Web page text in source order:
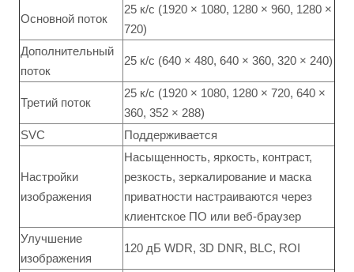
Основной поток
25 к/с (1920 × 1080, 1280 × 960, 1280 ×
720)
Дополнительный
поток
25 к/с (640 × 480, 640 × 360, 320 × 240)
Третий поток
25 к/с (1920 × 1080, 1280 × 720, 640 ×
360, 352 × 288)
SVC
Поддерживается
Настройки
изображения
Насыщенность, яркость, контраст,
резкость, зеркалирование и маска
приватности настраиваются через
клиентское ПО или веб-браузер
Улучшение
изображения
120 дБ WDR, 3D DNR, BLC, ROI